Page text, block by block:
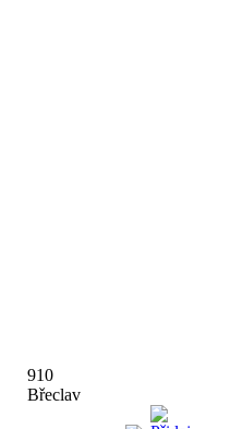
910
Břeclav